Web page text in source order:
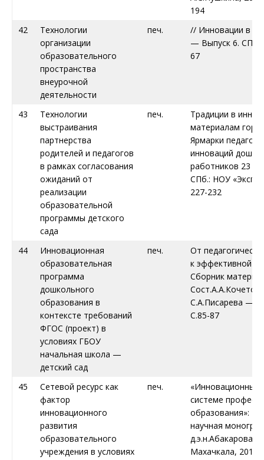
194
42
Технологии
организации
образовательного
пространства
внеурочной
деятельности
печ.
// Инновации в
— Выпуск 6. СПб.
67
43
Технологии
выстраивания
партнерства
родителей и педагогов
в рамках согласования
ожиданий от
реализации
образовательной
программы детского
сада
печ.
Традиции в
материалам
Ярмарки
инноваций
работников 23
СПб.: НОУ
227-232
44
Инновационная
образовательная
программа
дошкольного
образования в
контексте требований
ФГОС (проект) в
условиях ГБОУ
начальная школа —
детский сад
печ.
От
к эффективной
Сборник
С.А.Писарева —
С.85-87
45
Сетевой ресурс как
фактор
инновационного
развития
образовательного
учреждения в условиях
печ.
«Инновационные
системе
образования»:
научная
д.э.н.Абакарова
Махачкала, 2014.-